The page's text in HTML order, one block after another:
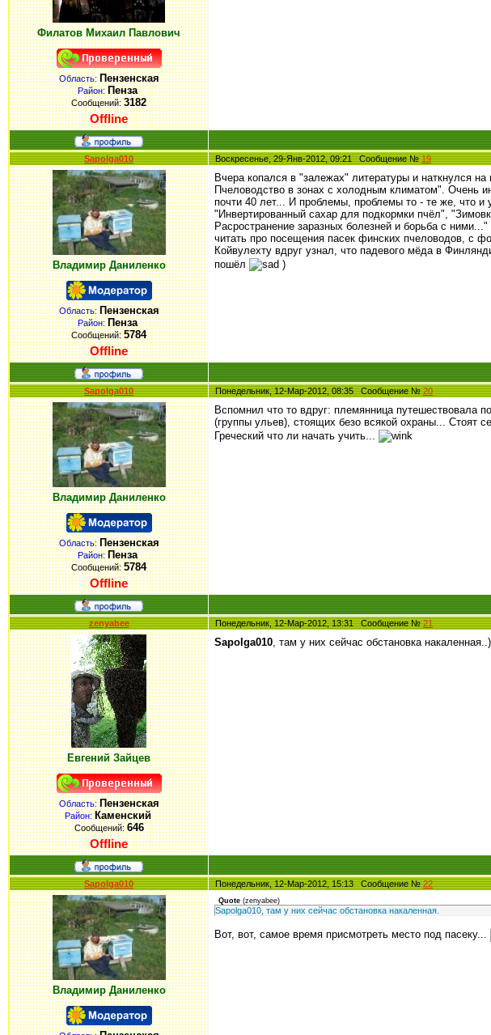
Филатов Михаил Павлович
Область:Пензенская
Район: Пенза
Сообщений:3182
Offline
Sapolga010 Воскресенье, 29-Янв-2012, 09:21 Сообщение №19
Владимир Даниленко
Область:Пензенская
Район: Пенза
Сообщений:5784
Offline
Вчера копался в "залежах" литературы и наткнулся
Пчеловодство в зонах с холодным климатом". Очень
почти 40 лет... И проблемы, проблемы то - те же, что и
"Инвертированный сахар для подкормки пчёл",
Расространение заразных болезней и борьба с
читать про посещения пасек финских пчеловодов, с
Койвулехту вдруг узнал, что падевого мёда в
пошёл
)
Sapolga010 Понедельник, 12-Мар-2012, 08:35 Сообщение №20
Владимир Даниленко
Область:Пензенская
Район: Пенза
Сообщений:5784
Offline
Вспомнил что то вдруг: племянница путешествовала
(группы ульев), стоящих безо всякой охраны... Стоят
Греческий что ли начать учить...
zenyabee Понедельник, 12-Мар-2012, 13:31 Сообщение №21
Евгений Зайцев
Область:Пензенская
Район: Каменский
Сообщений:646
Offline
Sapolga010, там у них сейчас обстановка накаленная..)
Sapolga010 Понедельник, 12-Мар-2012, 15:13 Сообщение №22
Владимир Даниленко
Quote (zenyabee)
Sapolga010, там у них сейчас обстановка накаленная.
Вот, вот, самое время присмотреть место под пасеку...